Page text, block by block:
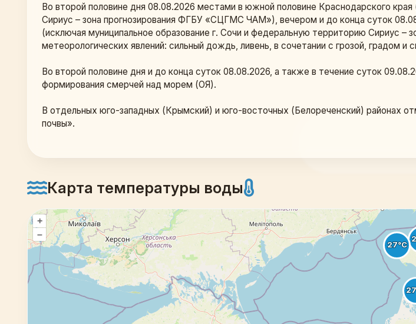
Во второй половине дня 08.08.2026 местами в южной половине Краснодарского
Сириус – зона прогнозирования ФГБУ «СЦГМС ЧАМ»), вечером и до конца суток
(исключая муниципальное образование г. Сочи и федеральную территорию Сириус
метеорологических явлений: сильный дождь, ливень, в сочетании с грозой, градом
Во второй половине дня и до конца суток 08.08.2026, а также в течение суток
формирования смерчей над морем (ОЯ).
В отдельных юго-западных (Крымский) и юго-восточных (Белореченский) районах
почвы».
Карта температуры воды
+
–